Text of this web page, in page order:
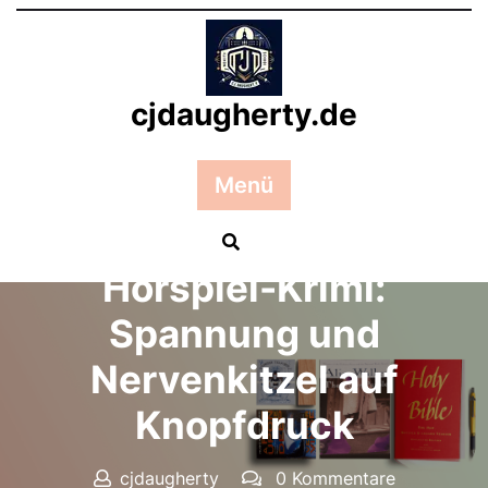
Zum
cjdaugherty.de
Menü
Posted On 21 Oktober 2024
Hörspiel-Krimi:
Spannung und
Nervenkitzel auf
Knopfdruck
cjdaugherty
0 Kommentare